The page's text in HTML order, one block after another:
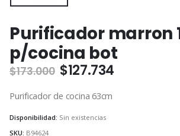
Purificador marron
p/cocina bot
$173.000 El
original
$173.000.
$127.734El
Purificador de cocina 63cm
Disponibilidad: Sin existencias
SKU: B94624